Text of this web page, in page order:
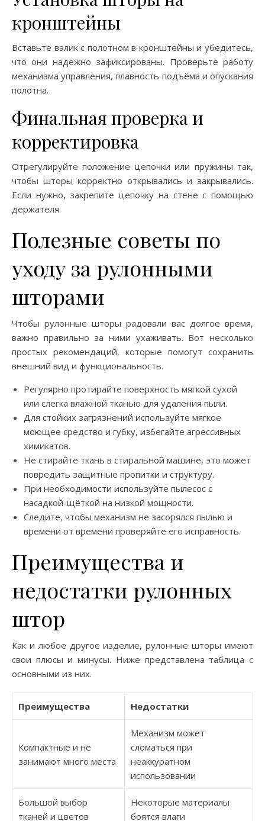
кронштейны
Вставьте валик с полотном в кронштейны и убедитесь,
что они надежно зафиксированы. Проверьте работу
механизма управления, плавность подъёма и опускания
полотна.
Финальная проверка и
корректировка
Отрегулируйте положение цепочки или пружины так,
чтобы шторы корректно открывались и закрывались.
Если нужно, закрепите цепочку на стене с помощью
держателя.
Полезные советы по
уходу за рулонными
шторами
Чтобы рулонные шторы радовали вас долгое время,
важно правильно за ними ухаживать. Вот несколько
простых рекомендаций, которые помогут сохранить
внешний вид и функциональность.
Регулярно протирайте поверхность мягкой сухой
или слегка влажной тканью для удаления пыли.
Для стойких загрязнений используйте мягкое
моющее средство и губку, избегайте агрессивных
химикатов.
Не стирайте ткань в стиральной машине, это может
повредить защитные пропитки и структуру.
При необходимости используйте пылесос с
насадкой-щёткой на низкой мощности.
Следите, чтобы механизм не засорялся пылью и
времени от времени проверяйте его исправность.
Преимущества и
недостатки рулонных
штор
Как и любое другое изделие, рулонные шторы имеют
свои плюсы и минусы. Ниже представлена таблица с
основными из них.
Преимущества Недостатки
Компактные и не
занимают много места
Механизм может
сломаться при
неаккуратном
использовании
Большой выбор
тканей и цветов
Некоторые материалы
боятся влаги